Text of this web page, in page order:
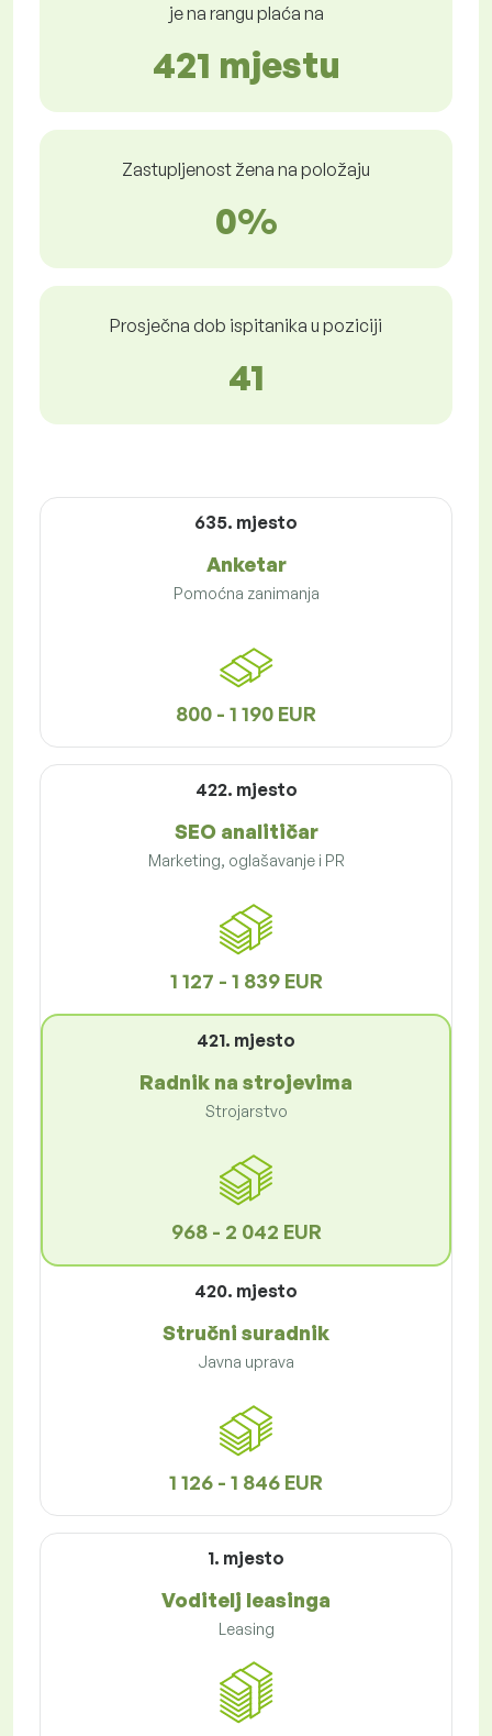
je na rangu plaća na
421 mjestu
Zastupljenost žena na položaju
0%
Prosječna dob ispitanika u poziciji
41
635. mjesto
Anketar
Pomoćna zanimanja
800 - 1 190 EUR
422. mjesto
SEO analitičar
Marketing, oglašavanje i PR
1 127 - 1 839 EUR
421. mjesto
Radnik na strojevima
Strojarstvo
968 - 2 042 EUR
420. mjesto
Stručni suradnik
Javna uprava
1 126 - 1 846 EUR
1. mjesto
Voditelj leasinga
Leasing